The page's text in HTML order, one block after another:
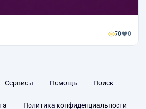
70 0
Сервисы Помощь Поиск
Политика конфиденциальности